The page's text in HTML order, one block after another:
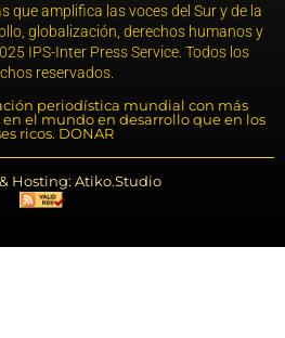
que amplifica las voces del Sur y de la
globalización, derechos humanos y
IPS-Inter Press Service. Todos los
reservados.
periodística mundial con más
en el mundo en desarrollo que en los
ricos. DONAR
Hosting: Atiko.Studio